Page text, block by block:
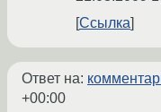
Ссылка
Ответ на:
+00:00